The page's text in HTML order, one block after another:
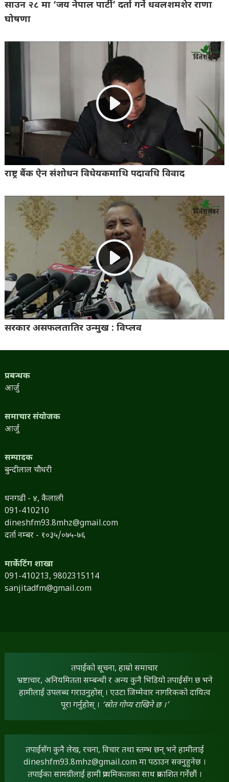
साउन २८ मा ‘जय नेपाल पार्टी’ दर्ता गर्ने धवलशमशेर राणा
घोषणा
राष्ट्र बैंक ऐन संशोधन विधेयकमाथि पदावधि विवाद
सरकार असफलतातिर उन्मुख : विप्लव
प्रबन्धक
आर्जु
समाचार संयोजक
आर्जु
सम्पादक
बुन्दीलाल चौधरी
धनगढी - ४, कैलाली
091-410210
dineshfm93.8mhz@gmail.com
दर्ता नम्बर - १०३५/०७५-७६
मार्केटिंग शाखा
091-410213, 9802315114
sanjitadfm@gmail.com
तपाईंको सूचना, हाम्रो समाचार
भ्रष्टाचार, अनियमितता सम्बन्धी र अन्य कुनै भिडियो तपाईंसँग छ भने
हामीलाई उपलब्ध गराउनुहोस् । एउटा जिम्मेवार नागरिकको दायित्व
पूरा गर्नुहोस् । ‘स्रोत गोप्य राखिने छ ।’
तपाईंसँग कुनै लेख, रचना, विचार तथा स्तम्भ छन् भने हामीलाई
dineshfm93.8mhz@gmail.comमा पठाउन सक्नुहुनेछ ।
तपाईंका सामग्रीलाई हामी प्राथमिकताका साथ प्रकाशित गर्नेछौं ।